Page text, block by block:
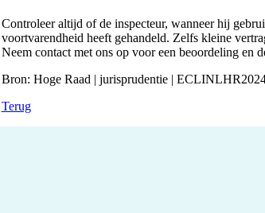
Controleer altijd of de inspecteur, wanneer hij
voortvarendheid heeft gehandeld. Zelfs kleine
Neem contact met ons op voor een beoordeling en
Bron: Hoge Raad | jurisprudentie |
Terug